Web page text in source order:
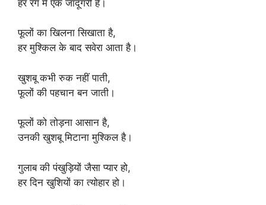
हर रंग में एक जादूगरी है।
फूलों का खिलना सिखाता है,
हर मुश्किल के बाद सवेरा आता है।
खुशबू कभी रुक नहीं पाती,
फूलों की पहचान बन जाती।
फूलों को तोड़ना आसान है,
उनकी खुशबू मिटाना मुश्किल है।
गुलाब की पंखुड़ियों जैसा प्यार हो,
हर दिन खुशियों का त्योहार हो।